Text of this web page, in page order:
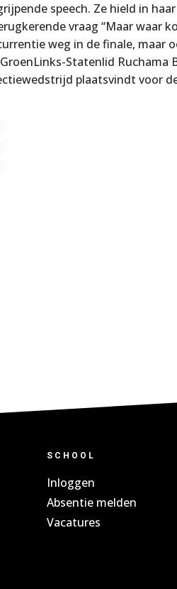
speech. Ze hield in
vraag “Maar waar
weg in de finale, maar
Statenlid Ruchama
plaatsvindt voor
SCHOOL
Inloggen
Absentie melden
Vacatures